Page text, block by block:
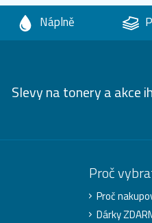
Náplně
Slevy na tonery a akce
Proč
Proč
Dárky